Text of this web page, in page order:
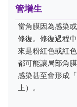
管增生
當角膜因為感染
修復。修復過程
來是粉紅色或紅
都可能讓局部角
感染甚至會形成
上）。